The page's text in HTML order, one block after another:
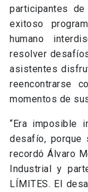
participantes
exitoso
humano
resolver
asistentes
reencontrarse
momentos de
“Era imposible
desafío, porque
recordó Álvaro
Industrial y
LÍMITES. El